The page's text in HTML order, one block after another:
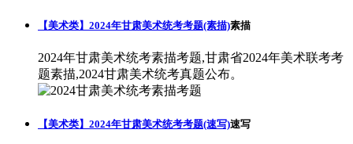
【美术类】2024年甘肃美术统考考题(素描)素描
2024年甘肃美术统考素描考题,甘肃省2024年美术联考考
题素描,2024甘肃美术统考真题公布。
【美术类】2024年甘肃美术统考考题(速写)速写